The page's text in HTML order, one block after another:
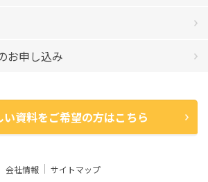
お申し込み
い資料をご希望の方はこちら
会社情報
サイトマップ